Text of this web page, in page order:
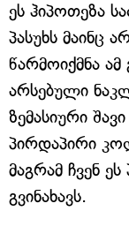
ეს ჰიპოთეზა
პასუხს მაინც
წარმოიქმნა ამ
არსებული
ზემასიური
პირდაპირი
მაგრამ ჩვენ
გვინახავს.